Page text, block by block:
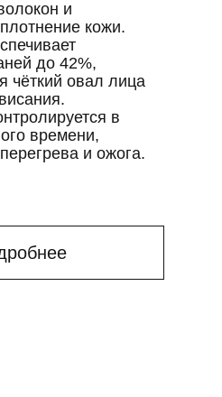
и
кожи.
до 42%,
чёткий овал лица
в
времени,
и ожога.